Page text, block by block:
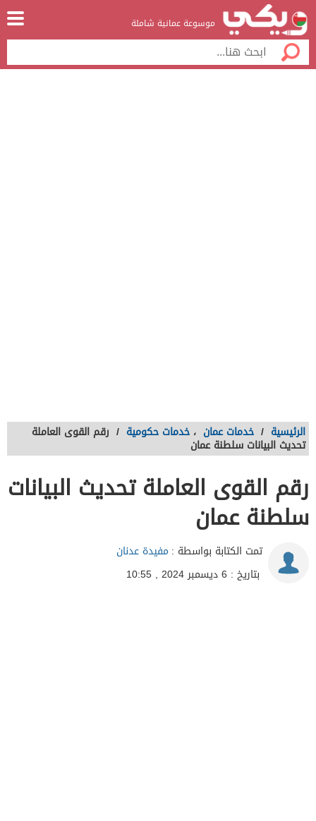
موسوعة عمانية شاملة
الرئيسية / خدمات عمان ، خدمات حكومية / رقم القوى العاملة
تحديث البيانات سلطنة عمان
رقم القوى العاملة تحديث البيانات
سلطنة عمان
تمت الكتابة بواسطة : مفيدة عدنان
بتاريخ : 6 ديسمبر 2024 , 10:55